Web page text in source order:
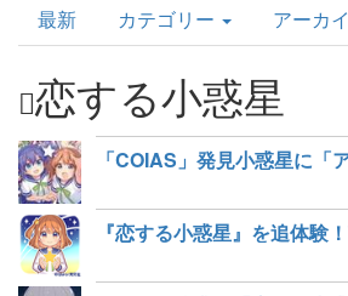
Topics
最新 カテゴリー アーカ
恋する小惑星